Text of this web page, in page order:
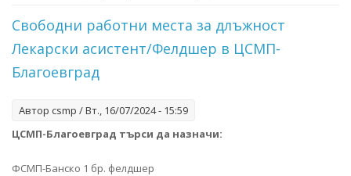
Свободни работни места за длъжност
Лекарски асистент/Фелдшер в ЦСМП-
Благоевград
Автор csmp / Вт., 16/07/2024 - 15:59
ЦСМП-Благоевград търси да назначи:
ФСМП-Банско 1 бр. фелдшер